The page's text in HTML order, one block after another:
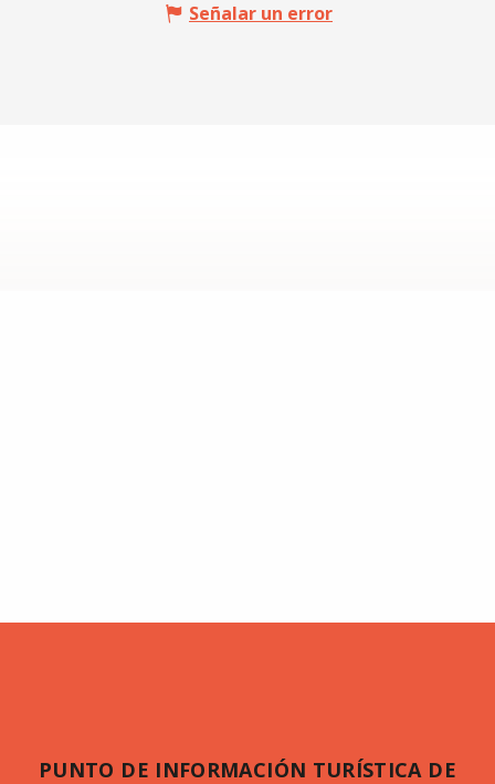
Señalar un error
PUNTO DE INFORMACIÓN TURÍSTICA DE